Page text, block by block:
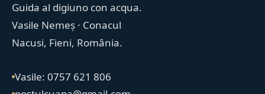
Guida al digiuno con acqua.
Vasile Nemeș · Conacul
Nacusi, Fieni, România.
Vasile: 0757 621 806